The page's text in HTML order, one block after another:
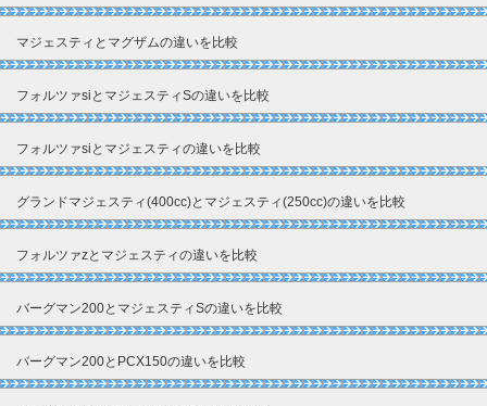
マジェスティとマグザムの違いを比較
フォルツァsiとマジェスティSの違いを比較
フォルツァsiとマジェスティの違いを比較
グランドマジェスティ(400cc)とマジェスティ(250cc)の違いを比較
フォルツァzとマジェスティの違いを比較
バーグマン200とマジェスティSの違いを比較
バーグマン200とPCX150の違いを比較